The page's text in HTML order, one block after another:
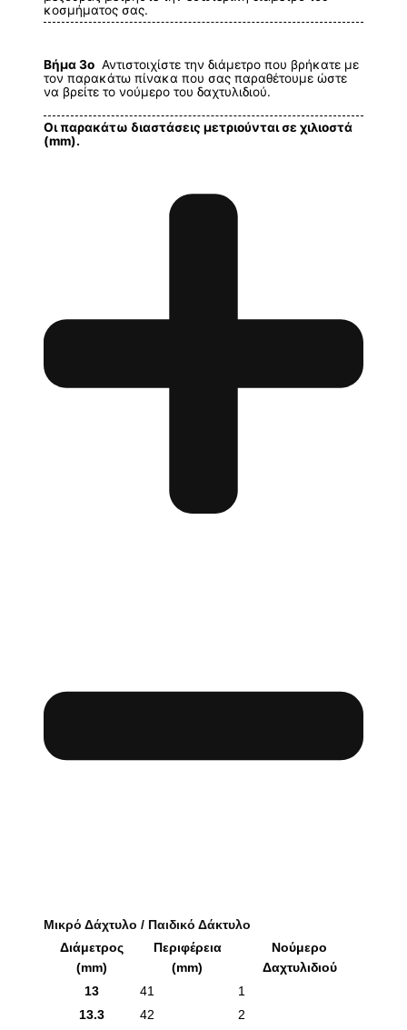
κοσμήματος σας.
Βήμα 3ο Αντιστοιχίστε την διάμετρο που βρήκατε με
τον παρακάτω πίνακα που σας παραθέτουμε ώστε
να βρείτε το νούμερο του δαχτυλιδιού.
Οι παρακάτω διαστάσεις μετριούνται σε χιλιοστά
(mm).
Μικρό Δάχτυλο / Παιδικό Δάκτυλο
Διάμετρος
(mm)
Περιφέρεια
(mm)
Νούμερο
Δαχτυλιδιού
13
41
1
13.3
42
2